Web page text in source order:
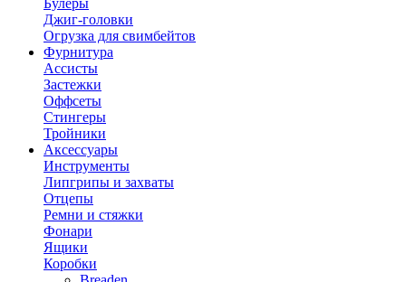
Булеры
Джиг-головки
Огрузка для свимбейтов
Фурнитура
Ассисты
Застежки
Оффсеты
Стингеры
Тройники
Аксессуары
Инструменты
Липгрипы и захваты
Отцепы
Ремни и стяжки
Фонари
Ящики
Коробки